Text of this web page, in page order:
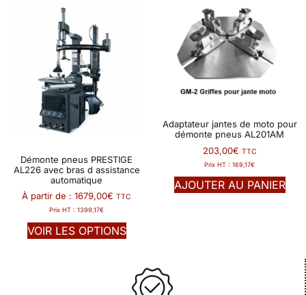
Démonte pneus PRESTIGE
AL226 avec bras d assistance
automatique
À partir de : 1679,00€ TTC
Prix HT : 1399,17€
VOIR LES OPTIONS
Adaptateur jantes de moto pour
démonte pneus AL201AM
203,00€ TTC
Prix HT : 169,17€
AJOUTER AU PANIER